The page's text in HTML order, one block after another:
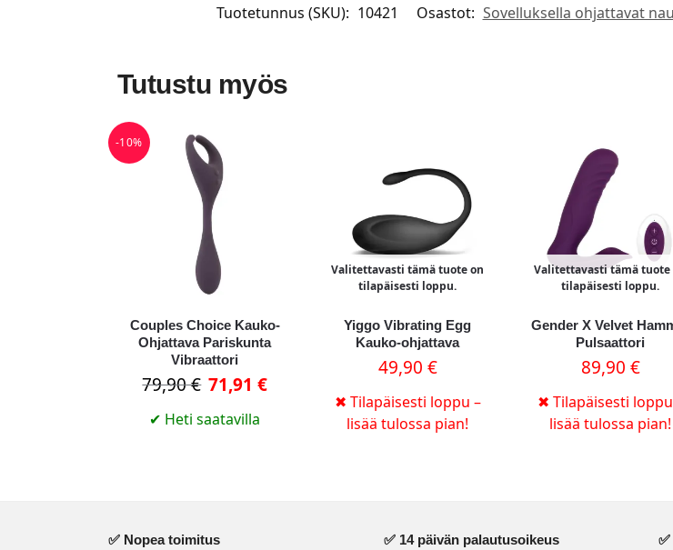
Tuotetunnus (SKU): 10421 Osastot: Sovelluksella ohjattavat
Tutustu myös
-10%
Couples Choice Kauko-
Ohjattava Pariskunta
Vibraattori
79,90€ 71,91€
✔ Heti saatavilla
Valitettavasti tämä tuote on
tilapäisesti loppu.
Yiggo Vibrating Egg
Kauko-ohjattava
49,90 €
✖ Tilapäisesti loppu –
lisää tulossa pian!
Valitettavasti tämä tuote
tilapäisesti loppu.
Gender X Velvet
Pulsaattori
89,90 €
✖ Tilapäisesti
lisää tulossa pian!
✅ Nopea toimitus ✅ 14 päivän palautusoikeus